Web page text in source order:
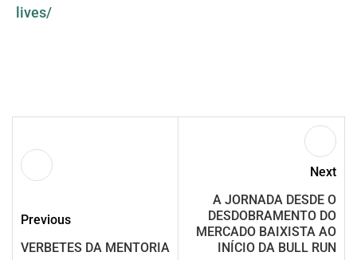
lives/
Previous
VERBETES DA MENTORIA
Next
A JORNADA DESDE O
DESDOBRAMENTO DO
MERCADO BAIXISTA AO
INÍCIO DA BULL RUN